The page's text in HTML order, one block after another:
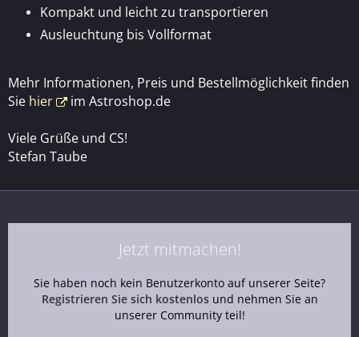
Kompakt und leicht zu transportieren
Ausleuchtung bis Vollformat
Mehr Informationen, Preis und Bestellmöglichkeit finden
Sie hier im Astroshop.de
Viele Grüße und CS!
Stefan Taube
Jetzt mitmachen!
Sie haben noch kein Benutzerkonto auf unserer Seite?
Registrieren Sie sich kostenlosund nehmen Sie an
unserer Community teil!